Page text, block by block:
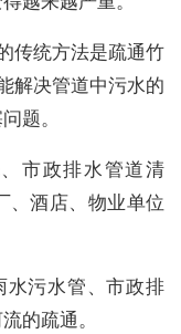
传统方法是疏通竹
解决管道中污水的
题。
市政排水管道清
、酒店、物业单位
水污水管、市政排
的疏通。